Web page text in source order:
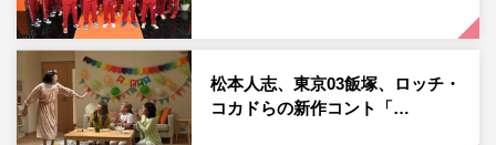
相方を募集したところ、『キングオブコント2013』で優
勝したかもめんたるの槙尾ユウスケや、ちゅうえい（流れ
星☆）、青木さやか、BOOMERら総勢10組が「片桐仁と
コントがしてみたい」と名乗りを上げた。
松本人志、東京03飯塚、ロッチ・
コカドらの新作コント「…